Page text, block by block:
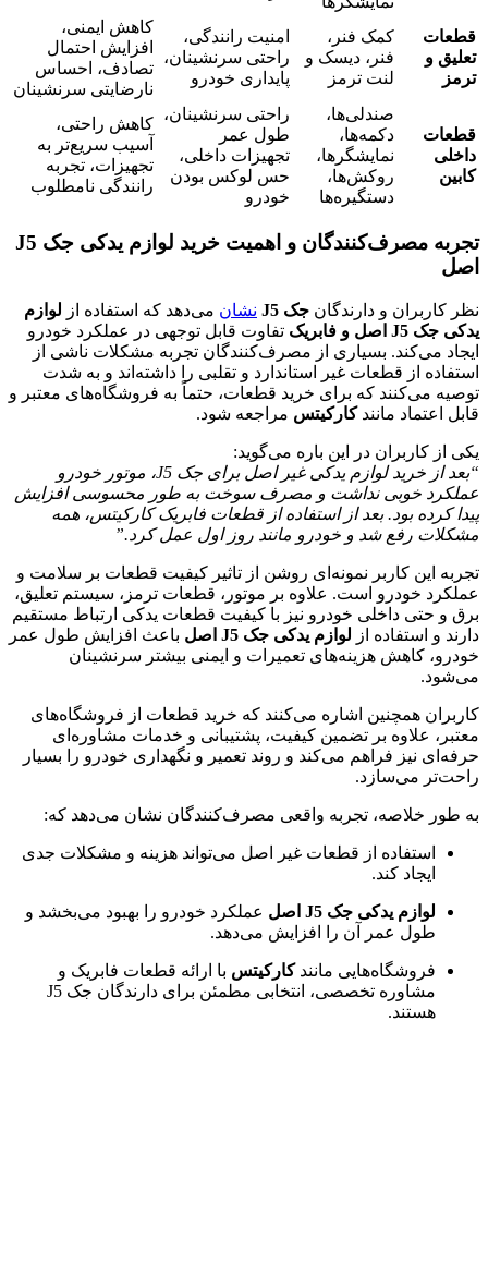
قطعات
تعلیق و
ترمز
کمک فنر،
فنر، دیسک و
لنت ترمز
امنیت رانندگی،
راحتی سرنشینان،
پایداری خودرو
کاهش ایمنی،
افزایش احتمال
تصادف، احساس
نارضایتی سرنشینان
قطعات
داخلی
کابین
صندلی‌ها،
دکمه‌ها،
نمایشگرها،
روکش‌ها،
دستگیره‌ها
راحتی سرنشینان،
طول عمر
تجهیزات داخلی،
حس لوکس بودن
خودرو
کاهش راحتی،
آسیب سریع‌تر به
تجهیزات، تجربه
رانندگی نامطلوب
تجربه مصرف‌کنندگان و اهمیت خرید لوازم یدکی جک J5
اصل
نظر کاربران و دارندگان جک J5 نشان می‌دهد که استفاده از لوازم
یدکی جک J5 اصل و فابریک
تفاوت قابل توجهی در عملکرد خودرو
ایجاد می‌کند. بسیاری از مصرف‌کنندگان تجربه مشکلات ناشی از
استفاده از قطعات غیر استاندارد و تقلبی را داشته‌اند و به شدت
توصیه می‌کنند که برای خرید قطعات، حتماً به فروشگاه‌های معتبر و
قابل اعتماد مانندکارکیتس مراجعه شود.
یکی از کاربران در این باره می‌گوید:
“بعد از خرید لوازم یدکی غیر اصل برای جک J5، موتور خودرو
عملکرد خوبی نداشت و مصرف سوخت به طور محسوسی افزایش
پیدا کرده بود. بعد از استفاده از قطعات فابریک کارکیتس، همه
مشکلات رفع شد و خودرو مانند روز اول عمل کرد.”
تجربه این کاربر نمونه‌ای روشن از تاثیر کیفیت قطعات بر سلامت و
عملکرد خودرو است. علاوه بر موتور، قطعات ترمز، سیستم تعلیق،
برق و حتی داخلی خودرو نیز با کیفیت قطعات یدکی ارتباط مستقیم
دارند و استفاده از لوازم یدکی جک J5 اصل
باعث افزایش طول عمر
خودرو، کاهش هزینه‌های تعمیرات و ایمنی بیشتر سرنشینان
می‌شود.
کاربران همچنین اشاره می‌کنند که خرید قطعات از فروشگاه‌های
معتبر، علاوه بر تضمین کیفیت، پشتیبانی و خدمات مشاوره‌ای
حرفه‌ای نیز فراهم می‌کند و روند تعمیر و نگهداری خودرو را بسیار
راحت‌تر می‌سازد.
به طور خلاصه، تجربه واقعی مصرف‌کنندگان نشان می‌دهد که:
استفاده از قطعات غیر اصل می‌تواند هزینه و مشکلات جدی
ایجاد کند.
لوازم یدکی جک J5 اصل
عملکرد خودرو را بهبود می‌بخشد و
طول عمر آن را افزایش می‌دهد.
فروشگاه‌هایی مانندکارکیتس با ارائه قطعات فابریک و
مشاوره تخصصی، انتخابی مطمئن برای دارندگان جک J5
هستند.